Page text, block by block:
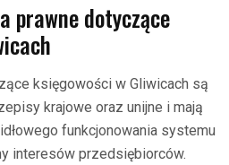
prawne dotyczące
księgowości w Gliwicach są
krajowe oraz unijne i mają
funkcjonowania systemu
interesów przedsiębiorców.